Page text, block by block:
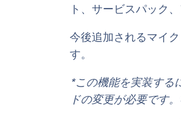
ト、サービスパック
今後追加されるマイ
す。
*この機能を実装する
ドの変更が必要です。